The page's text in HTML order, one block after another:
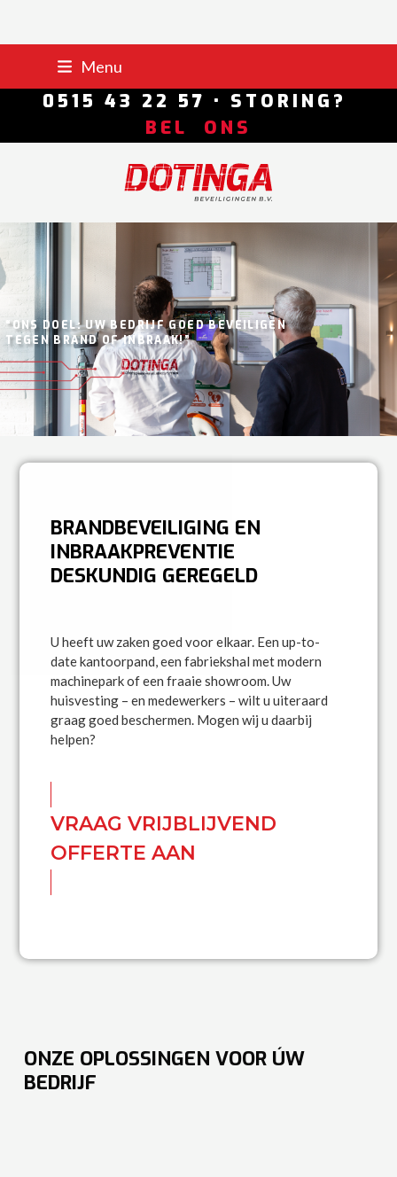
content
Menu
0515 43 22 57 • STORING?
BEL ONS
“ONS DOEL: UW BEDRIJF GOED BEVEILIGEN
TEGEN BRAND OF INBRAAK!”
BRANDBEVEILIGING EN
INBRAAKPREVENTIE
DESKUNDIG GEREGELD
U heeft uw zaken goed voor elkaar. Een up-to-
date kantoorpand, een fabriekshal met modern
machinepark of een fraaie showroom. Uw
huisvesting – en medewerkers – wilt u uiteraard
graag goed beschermen. Mogen wij u daarbij
helpen?
VRAAG VRIJBLIJVEND
OFFERTE AAN
ONZE OPLOSSINGEN VOOR ÚW
BEDRIJF